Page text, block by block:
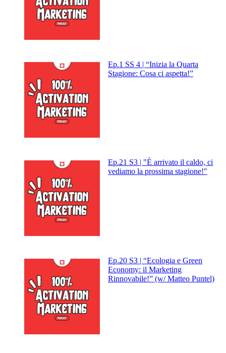
Ep.1 SS 4 | “Inizia la Quarta
Stagione: Cosa ci aspetta!”
Ep.21 S3 | "È arrivato il caldo, ci
vediamo la prossima stagione!"
Ep.20 S3 | “Ecologia e Green
Economy: il Marketing
Rinnovabile!” (w/ Matteo Puntel)